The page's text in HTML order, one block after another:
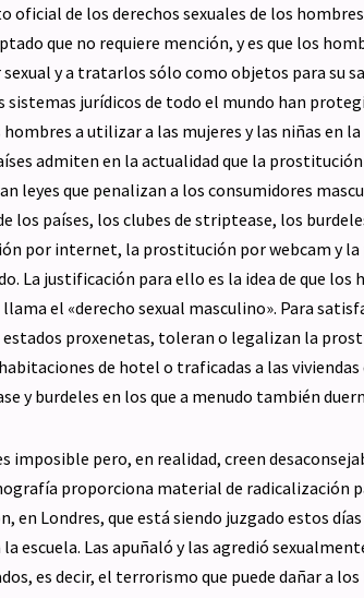
oficial de los derechos sexuales de los
que no requiere mención, y es que los
y a tratarlos sólo como objetos para su
sistemas jurídicos de todo el mundo han
a utilizar a las mujeres y las niñas en
admiten en la actualidad que la
leyes que penalizan a los consumidores
los países, los clubes de striptease, los
por internet, la prostitución por webcam y
La justificación para ello es la idea de que los
el «derecho sexual masculino». Para
proxenetas, toleran o legalizan la
de hotel o traficadas a las viviendas
y burdeles en los que a menudo también
imposible pero, en realidad, creen
proporciona material de radicalización
en Londres, que está siendo juzgado estos
escuela. Las apuñaló y las agredió
es decir, el terrorismo que puede dañar a